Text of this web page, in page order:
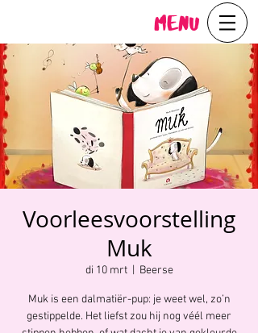
Menu
Voorleesvoorstelling
Muk
di 10 mrt
  |
Beerse
Muk is een dalmatiër-pup: je weet wel, zo’n
gestippelde. Het liefst zou hij nog véél meer